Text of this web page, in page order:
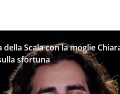
Scala con la moglie
sfortuna